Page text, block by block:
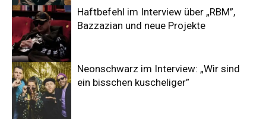
Haftbefehl im Interview über „RBM”,
Bazzazian und neue Projekte
Neonschwarz im Interview: „Wir sind
ein bisschen kuscheliger”